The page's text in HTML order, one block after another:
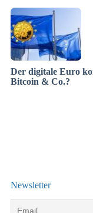
Der digitale Euro
Bitcoin & Co.?
Newsletter